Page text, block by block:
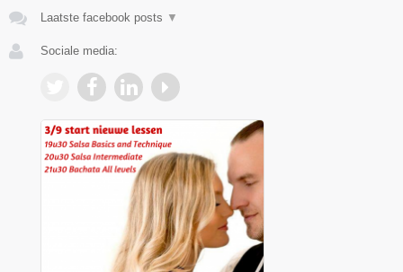
Laatste facebook posts ▼
Sociale media: